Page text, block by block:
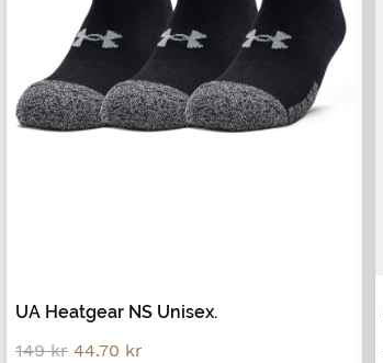
UA Heatgear NS Unisex.
149kr Original
44.70 kr